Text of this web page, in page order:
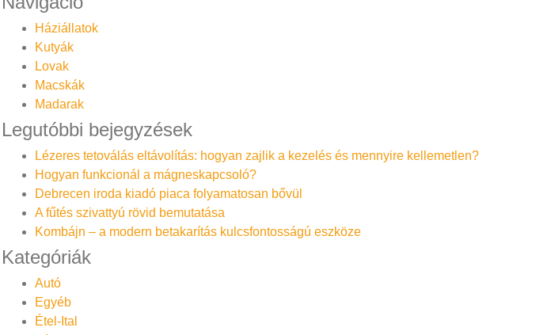
Háziállatok
Kutyák
Lovak
Macskák
Madarak
Legutóbbi bejegyzések
Lézeres tetoválás eltávolítás: hogyan zajlik a kezelés és mennyire kellemetlen?
Hogyan funkcionál a mágneskapcsoló?
Debrecen iroda kiadó piaca folyamatosan bővül
A fűtés szivattyú rövid bemutatása
Kombájn – a modern betakarítás kulcsfontosságú eszköze
Kategóriák
Autó
Egyéb
Étel-Ital